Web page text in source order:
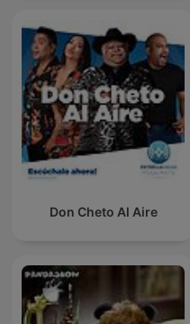
Don Cheto Al Aire